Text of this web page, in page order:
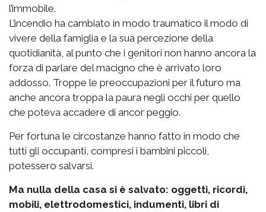
l’immobile.
L’incendio ha cambiato in modo traumatico il modo di
vivere della famiglia e la sua percezione della
quotidianità, al punto che i genitori non hanno ancora la
forza di parlare del macigno che è arrivato loro
addosso. Troppe le preoccupazioni per il futuro ma
anche ancora troppa la paura negli occhi per quello
che poteva accadere di ancor peggio.
Per fortuna le circostanze hanno fatto in modo che
tutti gli occupanti, compresi i bambini piccoli,
potessero salvarsi.
Ma nulla della casa si è salvato: oggetti, ricordi,
mobili, elettrodomestici, indumenti, libri di